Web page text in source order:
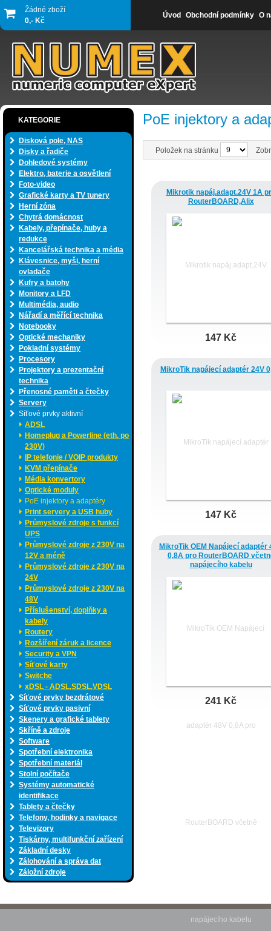
Žádné zboží
0,- Kč
Úvod Obchodní podmínky O
KATEGORIE
Disková pole, NAS
Disky a řadiče
Dohledové systémy
Elektro, baterie a osvětlení
Foto-video
Grafické karty a TV tunery
Herní zóna
Chytrá domácnost
Kabely, přepínače, huby a
redukce
Kancelářská technika a média
Klávesnice, myši, herní
ovladače
Kufry a batohy
Monitory a LFD
Multimédia, audio
Nářadí a měřící technika
Notebooky
Optické mechaniky
Pokladní systémy
Procesory
Projektory a prezentační
technika
Přenosné paměti a čtečky
Servery
Síťové prvky aktivní
ADSL
Homeplug a Powerline (eth. po
230V)
IP telefonie / VOIP produkty
KVM přepínače
Média konvertory
Optické moduly
PoE injektory a adaptéry
Print servery a USB huby
Průmyslové zdroje s funkcí
UPS
Průmyslové zdroje z 230V na
12V a méně
Průmyslové zdroje z 230V na
24V
Průmyslové zdroje z 230V na
48V
Příslušenství, doplňky a
kabely
Routery
Rozšíření záruk a licence
Security a VPN
Síťové karty
Switche
xDSL - ADSL,SDSL,VDSL
Síťové prvky bezdrátové
Síťové prvky pasivní
Skenery a grafické tablety
Skříně a zdroje
Software
Spotřební elektronika
Spotřební materiál
Stolní počítače
Systémy automatické
identifikace
Tablety a čtečky
Telefony, hodinky a navigace
Televizory
Tiskárny, multifunkční zařízení
Základní desky
Zálohování a správa dat
Záložní zdroje
PoE injektory a
Položek na stránku
Mikrotik napáj.adapt.24V 1A
RouterBOARD,Alix
147 Kč
MikroTik napájecí adaptér 24V
147 Kč
MikroTik OEM Napájecí adaptér
0,8A pro RouterBOARD
napájecího kabelu
241 Kč